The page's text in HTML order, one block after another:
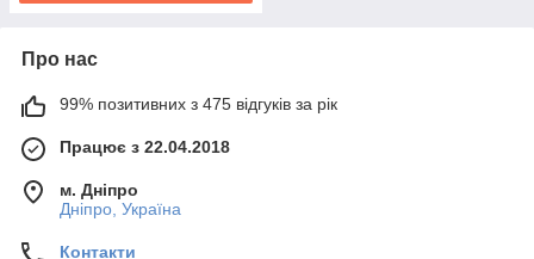
Про нас
99% позитивних з 475 відгуків за рік
Працює з 22.04.2018
м. Дніпро
Дніпро, Україна
Контакти